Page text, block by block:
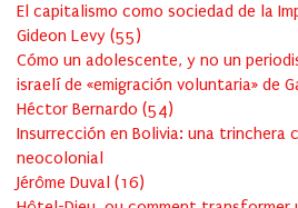
El capitalismo como sociedad de la
Gideon Levy (55)
Cómo un adolescente, y no un
israelí de «emigración voluntaria» de
Héctor Bernardo (54)
Insurrección en Bolivia: una trinchera
neocolonial
Jérôme Duval (16)